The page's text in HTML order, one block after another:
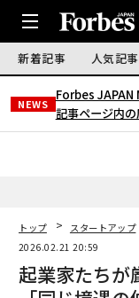
新着記事 人気記事
NEWS
Forbes JAPAN
記事ページ内
トップ スタートアップ
2026.02.21 20:59
起業家たちが